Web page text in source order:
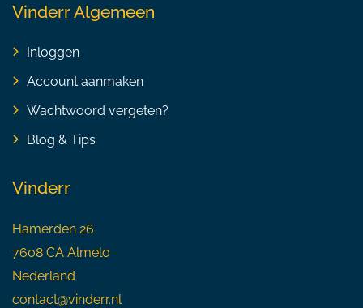
Vinderr Algemeen
Inloggen
Account aanmaken
Wachtwoord vergeten?
Blog & Tips
Vinderr
Hamerden 26
7608 CA Almelo
Nederland
contact@vinderr.nl